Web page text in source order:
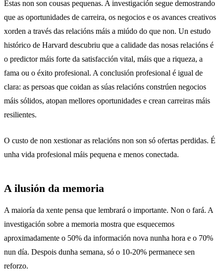
Estas non son cousas pequenas. A investigación segue demostrando
que as oportunidades de carreira, os negocios e os avances creativos
xorden a través das relacións máis a miúdo do que non. Un estudo
histórico de Harvard descubriu que a calidade das nosas relacións é
o predictor máis forte da satisfacción vital, máis que a riqueza, a
fama ou o éxito profesional. A conclusión profesional é igual de
clara: as persoas que coidan as súas relacións constrúen negocios
máis sólidos, atopan mellores oportunidades e crean carreiras máis
resilientes.
O custo de non xestionar as relacións non son só ofertas perdidas. É
unha vida profesional máis pequena e menos conectada.
A ilusión da memoria
A maioría da xente pensa que lembrará o importante. Non o fará. A
investigación sobre a memoria mostra que esquecemos
aproximadamente o 50% da información nova nunha hora e o 70%
nun día. Despois dunha semana, só o 10-20% permanece sen
reforzo.